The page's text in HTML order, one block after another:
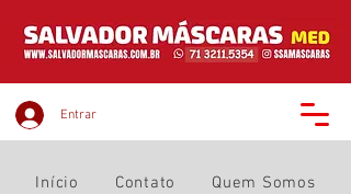
Início Contato Quem Somos
Entrar